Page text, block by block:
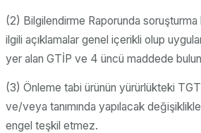
(2) Bilgilendirme Raporunda
ilgili açıklamalar genel içerikli olup
yer alan GTİP ve 4 üncü maddede
(3) Önleme tabi ürünün yürürlükteki
ve/veya tanımında yapılacak
engel teşkil etmez.